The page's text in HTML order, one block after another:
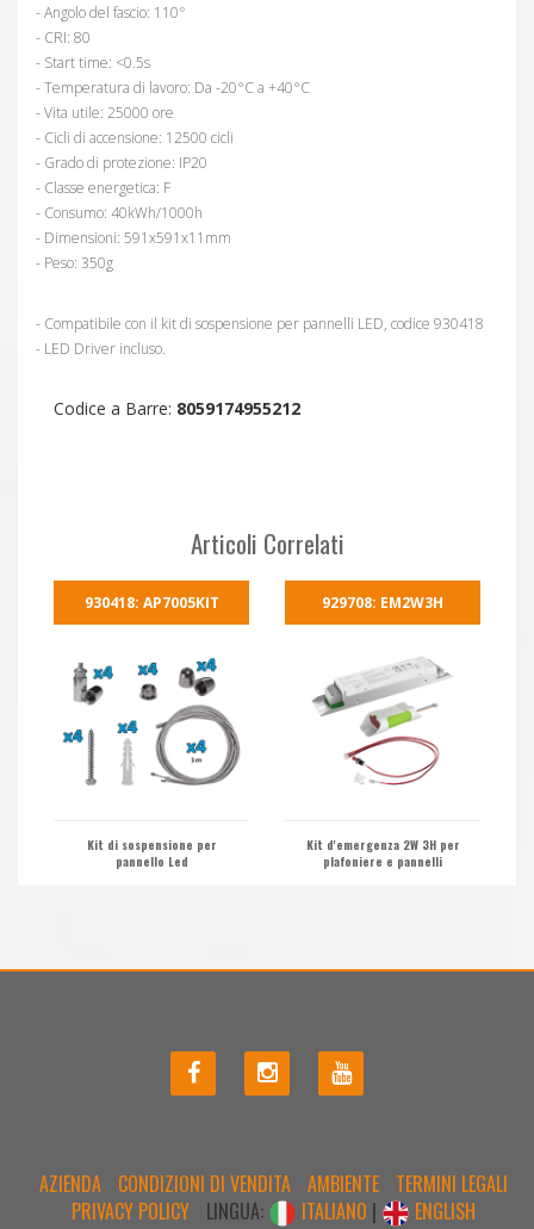
- Angolo del fascio: 110°
- CRI: 80
- Start time: <0.5s
- Temperatura di lavoro: Da -20°C a +40°C
- Vita utile: 25000 ore
- Cicli di accensione: 12500 cicli
- Grado di protezione: IP20
- Classe energetica: F
- Consumo: 40kWh/1000h
- Dimensioni: 591x591x11mm
- Peso: 350g
- Compatibile con il kit di sospensione per pannelli LED, codice 930418
- LED Driver incluso.
Codice a Barre: 8059174955212
Articoli Correlati
930418: AP7005KIT
Kit di sospensione per
pannello Led
929708: EM2W3H
Kit d'emergenza 2W 3H per
plafoniere e pannelli
AZIENDA CONDIZIONI DI VENDITA AMBIENTE
TERMINI LEGALI
PRIVACY POLICY
LINGUA: ITALIANO | ENGLISH